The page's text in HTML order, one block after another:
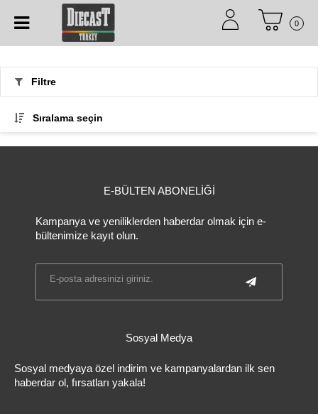
0
Filtre
Sıralama seçin
E-BÜLTEN ABONELİĞİ
Kampanya ve yeniliklerden haberdar olmak için e-
bültenimize kayıt olun.
Sosyal Medya
Sosyal medyaya özel indirim ve kampanyalardan ilk sen
haberdar ol, fırsatları yakala!